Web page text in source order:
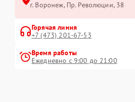
г. Воронеж, Пр. Революции, 38
Горячая линия
+7 (473) 201-67-53
Время работы
Ежедневно с 9:00 до 21:00